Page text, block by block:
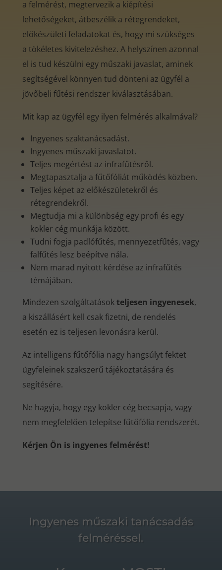
a felmérést, megtervezik a kiépítési
lehetőségeket, átbeszélik a rétegrendeket,
előkészületi feladatokat és, hogy mi szükséges
a tökéletes kivitelezéshez. A helyszínen azonnal
el is tud készülni egy műszaki javaslat, aminek
segítségével könnyen tud dönteni az ügyfél a
jövőbeli fűtési rendszer kiválasztásában.
Mit kap az ügyfél egy ilyen felmérés alkalmával?
Ingyenes szaktanácsadást.
Ingyenes műszaki javaslatot.
Teljes megértést az infrafűtésről.
Megtapasztalja a fűtőfóliát működés közben.
Teljes képet az előkészületekről és
rétegrendekről.
Megtudja mi a különbség egy profi és egy
kokler cég munkája között.
Tudni fogja padlófűtés, mennyezetfűtés, vagy
falfűtés lesz beépítve nála.
Nem marad nyitott kérdése az infrafűtés
témájában.
Mindezen szolgáltatásokteljesen ingyenesek,
a kiszállásért kell csak fizetni, de rendelés
esetén ez is teljesen levonásra kerül.
Az intelligens fűtőfólia nagy hangsúlyt fektet
ügyfeleinek szakszerű tájékoztatására és
segítésére.
Ne hagyja, hogy egy kokler cég becsapja, vagy
nem megfelelően telepítse fűtőfólia rendszerét.
Kérjen Ön is ingyenes felmérést!
Ingyenes műszaki tanácsadás
felméréssel.